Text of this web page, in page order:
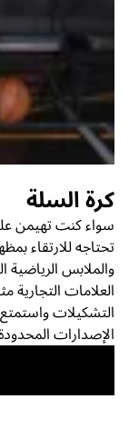
كرة السلة
سواء كنت تهيمن
تحتاجه للارتقاء
والملابس الرياضية
العلامات
التشكيلات
الإصدارات